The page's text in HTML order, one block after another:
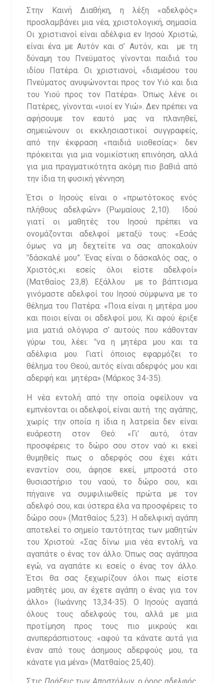
Στην Καινή Διαθήκη, η λέξη «αδελφός»
προσλαμβάνει μια νέα, χριστολογική, σημασία.
Οι χριστιανοί είναι αδέλφια εν Ιησού Χριστώ,
είναι ένα με Αυτόν και σ’ Αυτόν, και με τη
δύναμη του Πνεύματος γίνονται παιδιά του
ιδίου Πατέρα. Οι χριστιανοί, «διαμέσου του
Πνεύματος ανυψώνονται προς τον Υιό και δια
του Υιού προς τον Πατέρα». Όπως λένε οι
Πατέρες, γίνονται «υιοί εν Υιώ». Δεν πρέπει να
αφήσουμε τον εαυτό μας να πλανηθεί,
σημειώνουν οι εκκλησιαστικοί συγγραφείς,
από την έκφραση «παιδιά υιοθεσίας»: δεν
πρόκειται για μια νομικίστικη επινόηση, αλλά
για μια πραγματικότητα ακόμη πιο βαθιά από
την ίδια τη φυσική γέννηση.
Έτσι ο Ιησούς είναι ο «πρωτότοκος ενός
πλήθους αδελφών» (Ρωμαίους 2,10). Ιδού
γιατί οι μαθητές του Ιησού πρέπει να
ονομάζονται αδελφοί μεταξύ τους: «Εσάς
όμως να μη δεχτείτε να σας αποκαλούν
‟δάσκαλέ μου”. Ένας είναι ο δάσκαλός σας, ο
Χριστός,κι εσείς όλοι είστε αδελφοί»
(Ματθαίος 23,8). Εξάλλου με το βάπτισμα
γινόμαστε αδελφοί του Ιησού σύμφωνα με το
θέλημα του Πατέρα: «Ποια είναι η μητέρα μου
και ποιοι είναι οι αδελφοί μου; Κι αφού έριξε
μια ματιά ολόγυρα σ’ αυτούς που κάθονταν
γύρω του, λέει: ‟να η μητέρα μου και τα
αδέλφια μου. Γιατί όποιος εφαρμόζει το
θέλημα του Θεού, αυτός είναι αδερφός μου και
αδερφή και μητέρα» (Μάρκος 34-35).
Η νέα εντολή από την οποία οφείλουν να
εμπνέονται οι αδελφοί, είναι αυτή της αγάπης,
χωρίς την οποία η ίδια η λατρεία δεν είναι
ευάρεστη στον Θεό: «Γι’ αυτό, όταν
προσφέρεις το δώρο σου στον ναό κι εκεί
θυμηθείς πως ο αδερφός σου έχει κάτι
εναντίον σου, άφησε εκεί, μπροστά στο
θυσιαστήριο του ναού, το δώρο σου, και
πήγαινε να συμφιλιωθείς πρώτα με τον
αδελφό σου, και ύστερα έλα να προσφέρεις το
δώρο σου» (Ματθαίος 5,23). Η αδελφική αγάπη
αποτελεί το σημείο ταυτότητας των μαθητών
του Χριστού: «Σας δίνω μια νέα εντολή, να
αγαπάτε ο ένας τον άλλο. Όπως σας αγάπησα
εγώ, να αγαπάτε κι εσείς ο ένας τον άλλο.
Έτσι θα σας ξεχωρίζουν όλοι πως είστε
μαθητές μου, αν έχετε αγάπη ο ένας για τον
άλλο» (Ιωάννης 13,34-35). Ο Ιησούς αγαπά
όλους τους αδελφούς του, αλλά με μια
προτίμηση προς τους πιο μικρούς και
ανυπεράσπιστους: «αφού τα κάνατε αυτά για
έναν από τους άσημους αδερφούς μου, τα
κάνατε για μένα» (Ματθαίος 25,40).